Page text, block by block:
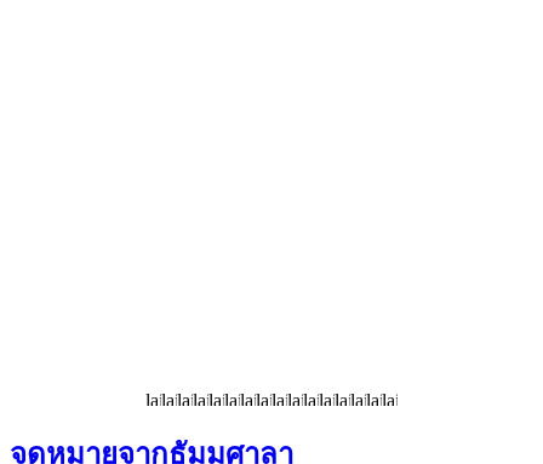
จดหมายจากธัมมศาลา